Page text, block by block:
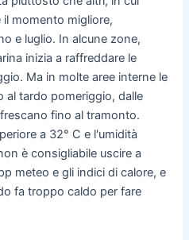
il momento migliore,
e luglio. In alcune zone,
inizia a raffreddare le
Ma in molte aree interne le
al tardo pomeriggio, dalle
fino al tramonto.
a 32° C e l'umidità
è consigliabile uscire a
meteo e gli indici di calore, e
fa troppo caldo per fare